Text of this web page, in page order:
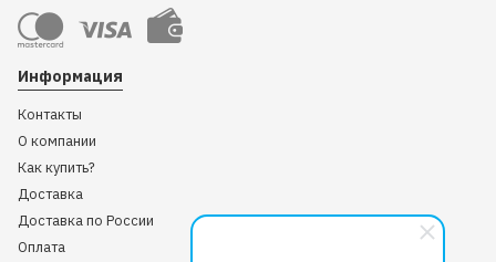
Информация
Контакты
О компании
Как купить?
Доставка
Доставка по России
Оплата